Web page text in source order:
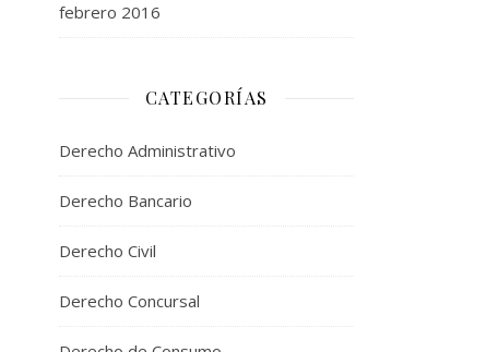
febrero 2016
CATEGORÍAS
Derecho Administrativo
Derecho Bancario
Derecho Civil
Derecho Concursal